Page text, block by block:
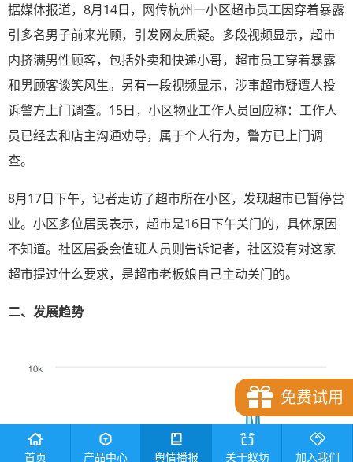
据媒体报道，8月14日，网传杭州一小区超市员工因穿着暴露
引多名男子前来光顾，引发网友质疑。多段视频显示，超市
内挤满男性顾客，包括外卖和快递小哥，超市员工穿着暴露
和男顾客谈笑风生。另有一段视频显示，涉事超市疑遭人投
诉警方上门调查。15日，小区物业工作人员回应称：工作人
员已经去和店主沟通劝导，属于个人行为，警方已上门调
查。
8月17日下午，记者走访了超市所在小区，发现超市已暂停营
业。小区多位居民表示，超市是16日下午关门的，具体原因
不知道。社区居委会值班人员则告诉记者，社区没有对这家
超市提过什么要求，是超市老板娘自己主动关门的。
二、发展趋势
免费试用
首页 产品中心 舆情播报 关于蚁坊 加入我们